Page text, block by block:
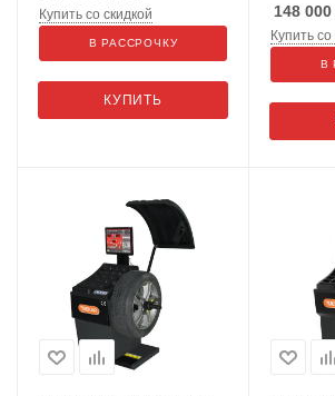
КУПИТЬ
Купить со скидкой
В РАССРОЧКУ
148 000
Купить со
В